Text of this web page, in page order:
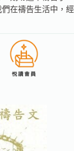
在禱告生活中，經